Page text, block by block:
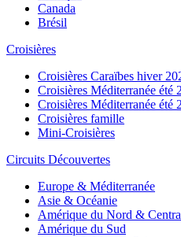
Canada
Brésil
Croisières
Croisières Caraïbes hiver
Croisières Méditerranée été
Croisières Méditerranée été
Croisières famille
Mini-Croisières
Circuits Découvertes
Europe & Méditerranée
Asie & Océanie
Amérique du Nord &
Amérique du Sud